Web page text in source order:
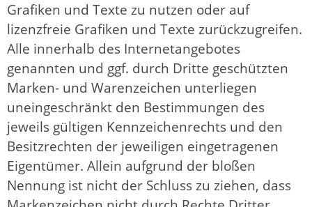
Grafiken und Texte zu nutzen oder auf
lizenzfreie Grafiken und Texte zurückzugreifen.
Alle innerhalb des Internetangebotes
genannten und ggf. durch Dritte geschützten
Marken- und Warenzeichen unterliegen
uneingeschränkt den Bestimmungen des
jeweils gültigen Kennzeichenrechts und den
Besitzrechten der jeweiligen eingetragenen
Eigentümer. Allein aufgrund der bloßen
Nennung ist nicht der Schluss zu ziehen, dass